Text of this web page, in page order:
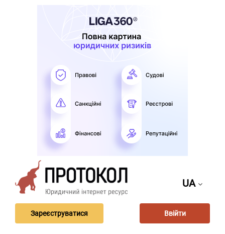
UA
Зареєструватися Ввійти